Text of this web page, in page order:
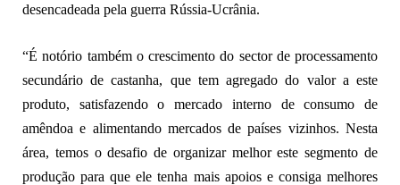
desencadeada pela guerra Rússia-Ucrânia.
“É notório também o crescimento do sector de processamento
secundário de castanha, que tem agregado do valor a este
produto, satisfazendo o mercado interno de consumo de
amêndoa e alimentando mercados de países vizinhos. Nesta
área, temos o desafio de organizar melhor este segmento de
produção para que ele tenha mais apoios e consiga melhores